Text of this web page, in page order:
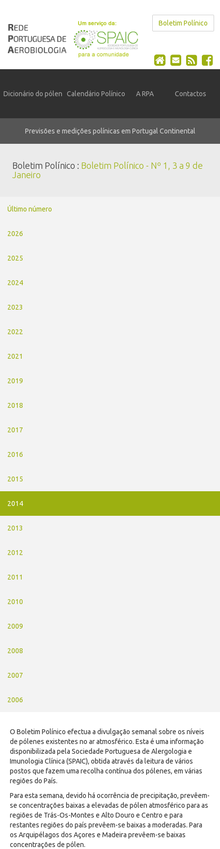
Boletim Polínico
Dicionário do pólen Calendário Polínico A RPA Contactos
Previsões e medições polínicas em Portugal Continental
Boletim Polínico : Boletim Polínico - Nº 1, 3 a 9 de
Janeiro
Último número
2026
2025
2024
2023
2022
2021
2019
2018
2017
2016
2015
2014
2013
2012
2011
2010
2009
2008
2007
2006
O Boletim Polínico efectua a divulgação semanal sobre os níveis
de pólenes existentes no ar atmosférico. Esta é uma informação
disponibilizada pela Sociedade Portuguesa de Alergologia e
Imunologia Clínica (SPAIC), obtida através da leitura de vários
postos que fazem uma recolha contínua dos pólenes, em várias
regiões do País.
Para esta semana, devido há ocorrência de precipitação, prevêem-
se concentrações baixas a elevadas de pólen atmosférico para as
regiões de Trás-Os-Montes e Alto Douro e Centro e para
restantes regiões do país prevêem-se baixas a moderadas. Para
os Arquipélagos dos Açores e Madeira prevêem-se baixas
concentrações de pólen.